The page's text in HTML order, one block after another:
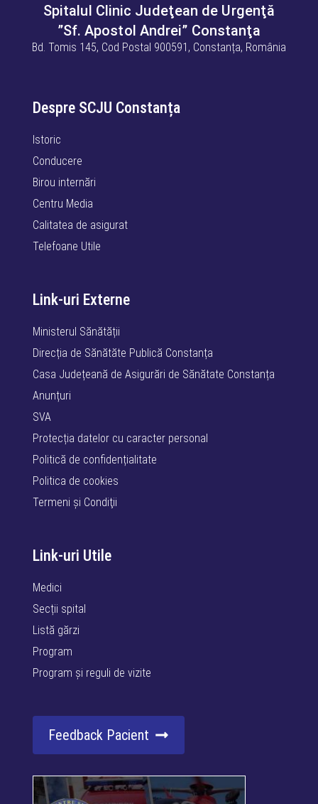
Spitalul Clinic Judeţean de Urgenţă
”Sf. Apostol Andrei” Constanţa
Bd. Tomis 145, Cod Postal 900591, Constanța, România
Despre SCJU Constanța
Istoric
Conducere
Birou internări
Centru Media
Calitatea de asigurat
Telefoane Utile
Link-uri Externe
Ministerul Sănătății
Direcția de Sănătăte Publică Constanța
Casa Județeană de Asigurări de Sănătate Constanța
Anunțuri
SVA
Protecția datelor cu caracter personal
Politică de confidențialitate
Politica de cookies
Termeni şi Condiţii
Link-uri Utile
Medici
Secții spital
Listă gărzi
Program
Program și reguli de vizite
Feedback Pacient